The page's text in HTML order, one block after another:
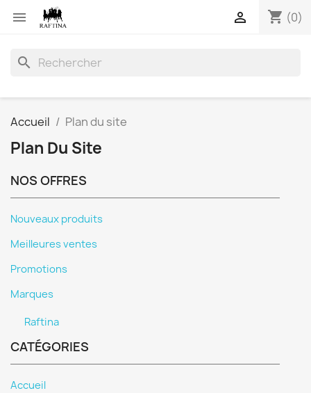
 shopping_cart (0)

search
Accueil Plan du site
Plan Du Site
NOS OFFRES
Nouveaux produits
Meilleures ventes
Promotions
Marques
Raftina
CATÉGORIES
Accueil